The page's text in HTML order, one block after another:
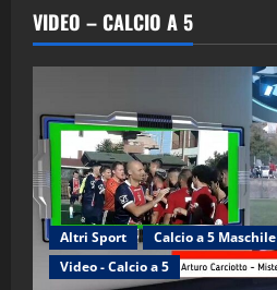
VIDEO – CALCIO A 5
Altri Sport Calcio a 5 Maschile
Video - Calcio a 5